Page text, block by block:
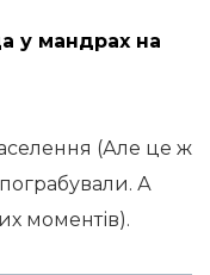
у мандрах на
(Але це ж
А
моментів).